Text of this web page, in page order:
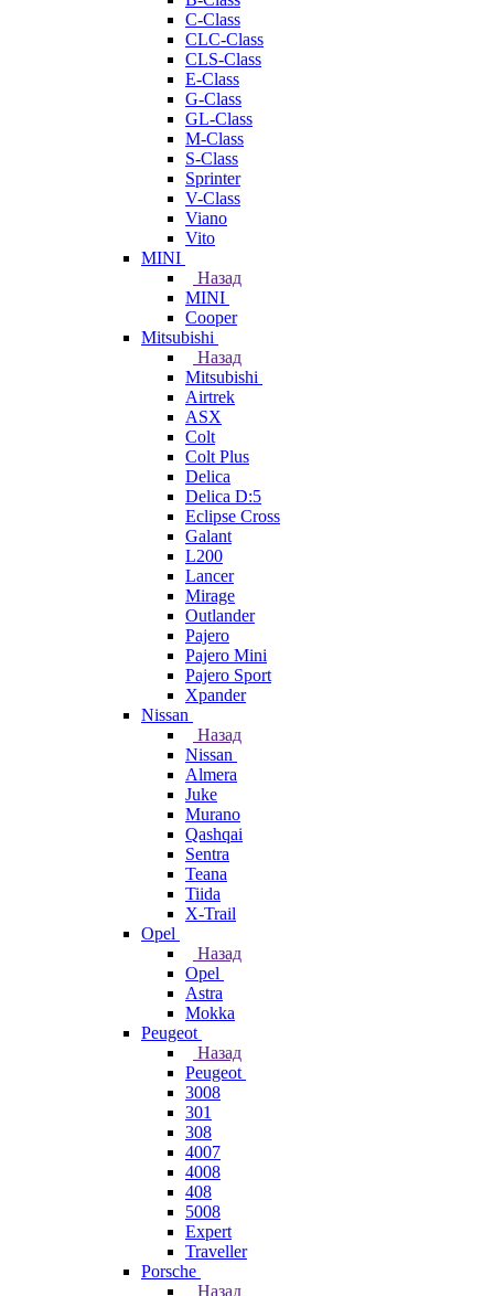
C-Class
CLC-Class
CLS-Class
E-Class
G-Class
GL-Class
M-Class
S-Class
Sprinter
V-Class
Viano
Vito
MINI
Назад
MINI
Cooper
Mitsubishi
Назад
Mitsubishi
Airtrek
ASX
Colt
Colt Plus
Delica
Delica D:5
Eclipse Cross
Galant
L200
Lancer
Mirage
Outlander
Pajero
Pajero Mini
Pajero Sport
Xpander
Nissan
Назад
Nissan
Almera
Juke
Murano
Qashqai
Sentra
Teana
Tiida
X-Trail
Opel
Назад
Opel
Astra
Mokka
Peugeot
Назад
Peugeot
3008
301
308
4007
4008
408
5008
Expert
Traveller
Porsche
Назад